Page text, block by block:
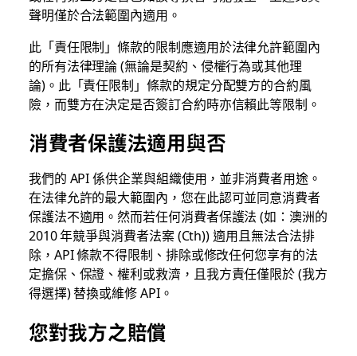
聲明僅於合法範圍內適用。
此「責任限制」條款的限制應適用於法律允許範圍內
的所有法律理論 (無論是契約、侵權行為或其他理
論)。此「責任限制」條款的規定分配雙方的合約風
險，而雙方在決定是否簽訂合約時亦信賴此等限制。
消費者保護法適用與否
我們的 API 係供企業與組織使用，並非消費者用途。
在法律允許的最大範圍內，您在此認可並同意消費者
保護法不適用。然而若任何消費者保護法 (如：澳洲的
2010 年競爭與消費者法案 (Cth)) 適用且無法合法排
除，API 條款不得限制、排除或修改任何您享有的法
定擔保、保證、權利或救濟，且我方責任僅限於 (我方
得選擇) 替換或維修 API。
您對我方之賠償